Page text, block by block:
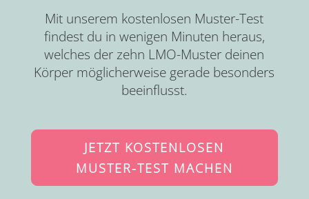
Mit unserem kostenlosen Muster-Test
findest du in wenigen Minuten heraus,
welches der zehn LMO-Muster deinen
Körper möglicherweise gerade besonders
beeinflusst.
JETZT KOSTENLOSEN
MUSTER-TEST MACHEN